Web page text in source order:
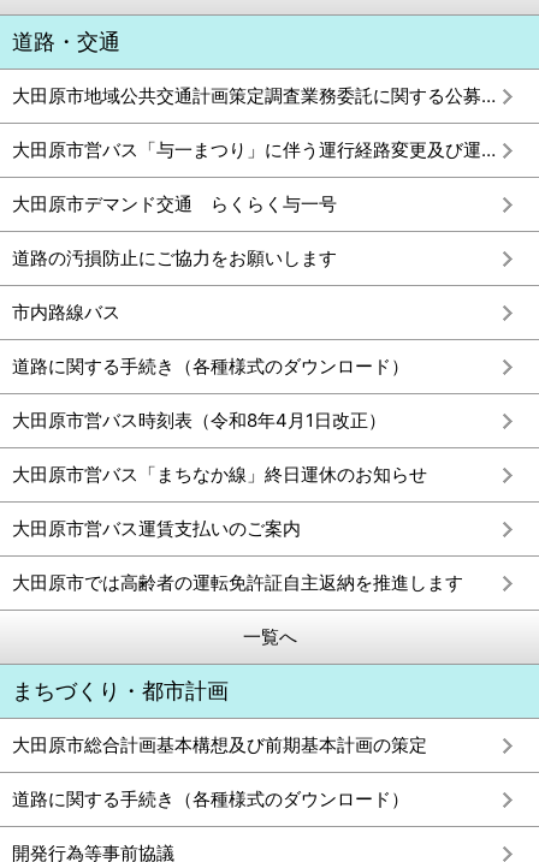
道路・交通
大田原市地域公共交通計画策定調査業務委託に関する公募型プロポーザル
大田原市営バス「与一まつり」に伴う運行経路変更及び運賃無料化のお知らせ
大田原市デマンド交通 らくらく与一号
道路の汚損防止にご協力をお願いします
市内路線バス
道路に関する手続き（各種様式のダウンロード）
大田原市営バス時刻表（令和8年4月1日改正）
大田原市営バス「まちなか線」終日運休のお知らせ
大田原市営バス運賃支払いのご案内
大田原市では高齢者の運転免許証自主返納を推進します
一覧へ
まちづくり・都市計画
大田原市総合計画基本構想及び前期基本計画の策定
道路に関する手続き（各種様式のダウンロード）
開発行為等事前協議